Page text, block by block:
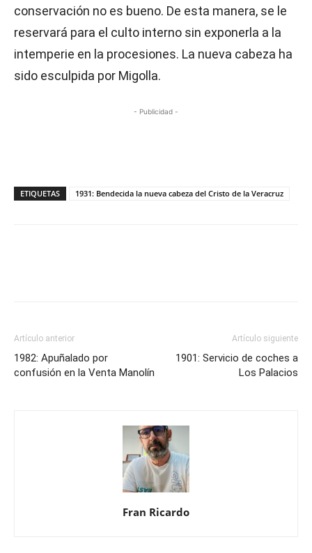
conservación no es bueno. De esta manera, se le
reservará para el culto interno sin exponerla a la
intemperie en la procesiones. La nueva cabeza ha
sido esculpida por Migolla.
- Publicidad -
ETIQUETAS 1931: Bendecida la nueva cabeza del Cristo de la Veracruz
Artículo anterior
1982: Apuñalado por
confusión en la Venta Manolín
Artículo siguiente
1901: Servicio de coches a
Los Palacios
Fran Ricardo